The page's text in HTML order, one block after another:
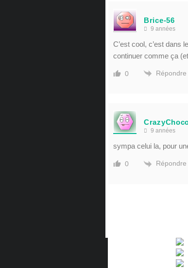
Brice-56
9 années
C’est cool, c’est dans
continuer comme ça
0 Répondre
9 années
sympa celui la, pour
0 Répondre